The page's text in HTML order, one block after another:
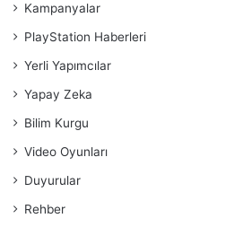
Kampanyalar
PlayStation Haberleri
Yerli Yapımcılar
Yapay Zeka
Bilim Kurgu
Video Oyunları
Duyurular
Rehber